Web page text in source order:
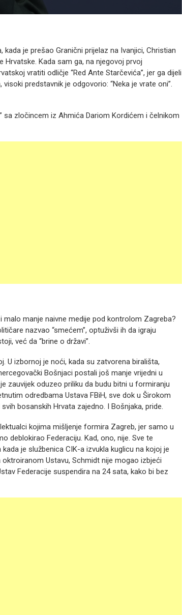
je prešao Granični prijelaz na Ivanjici, Christian
Kada sam ga, na njegovoj prvoj
vratiti odličje “Red Ante Starčevića”, jer ga dijeli
predstavnik je odgovorio: “Neka je vrate oni”.
sa zločincem iz Ahmića Dariom Kordićem i čelnikom
manje naivne medije pod kontrolom Zagreba?
nazvao “smećem”, optuživši ih da igraju
već da “brine o državi”.
U izbornoj je noći, kada su zatvorena birališta,
Bošnjaci postali još manje vrijedni u
zauvijek oduzeo priliku da budu bitni u formiranju
odredbama Ustava FBiH, sve dok u Širokom
bosanskih Hrvata zajedno. I Bošnjaka, pride.
kojima mišljenje formira Zagreb, jer samo u
deblokirao Federaciju. Kad, ono, nije. Sve te
je službenica CIK-a izvukla kuglicu na kojoj je
Ustavu, Schmidt nije mogao izbjeći
Federacije suspendira na 24 sata, kako bi bez